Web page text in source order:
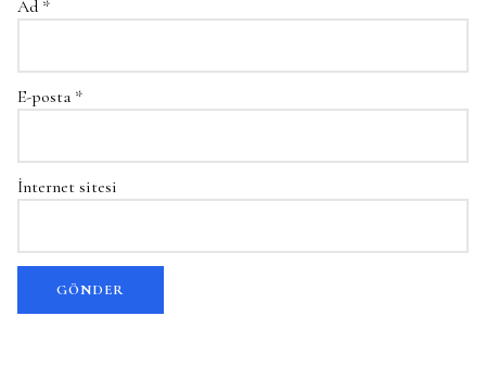
Ad *
E-posta *
İnternet sitesi